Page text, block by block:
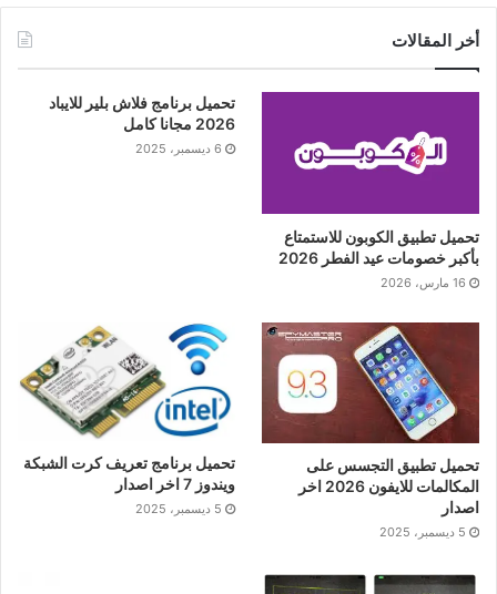
أخر المقالات
تحميل تطبيق الكوبون للاستمتاع
بأكبر خصومات عيد الفطر 2026
16 مارس، 2026
تحميل برنامج فلاش بلير للايباد
2026 مجانا كامل
6 ديسمبر، 2025
تحميل تطبيق التجسس على
المكالمات للايفون 2026 اخر
اصدار
5 ديسمبر، 2025
تحميل برنامج تعريف كرت الشبكة
ويندوز 7 اخر اصدار
5 ديسمبر، 2025